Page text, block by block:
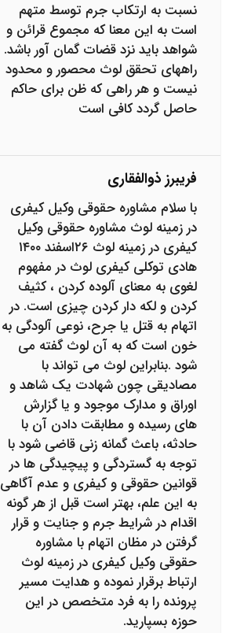
نسبت به ارتکاب جرم توسط متهم
است به این معنا که مجموع قرائن و
شواهد باید نزد قضات گمان آور باشد.
راههای تحقق لوث محصور و محدود
نیست و هر راهی که ظن برای حاکم
حاصل گردد کافی است
فریبرز ذوالفقاری
با سلام مشاوره حقوقی وکیل کیفری
در زمینه لوث مشاوره حقوقی وکیل
کیفری در زمینه لوث ۲۶اسفند ۱۴۰۰
هادی توکلی کیفری لوث در مفهوم
لغوی به معنای آلوده کردن ، کثیف
کردن و لکه دار کردن چیزی است. در
اتهام به قتل یا جرح، نوعی آلودگی به
خون است که به آن لوث گفته می
شود .بنابراین لوث می تواند با
مصادیقی چون شهادت یک شاهد و
اوراق و مدارک موجود و یا گزارش
های رسیده و مطابقت دادن آن با
حادثه، باعث گمانه زنی قاضی شود با
توجه به گستردگی و پیچیدگی ها در
قوانین حقوقی و کیفری و عدم آگاهی
به این علم، بهتر است قبل از هر گونه
اقدام در شرایط جرم و جنایت و قرار
گرفتن در مظان اتهام با مشاوره
حقوقی وکیل کیفری در زمینه لوث
ارتباط برقرار نموده و هدایت مسیر
پرونده را به فرد متخصص در این
حوزه بسپارید.